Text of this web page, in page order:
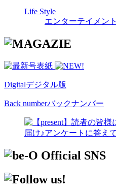
Life Style
エンターテイメント
Digitalデジタル版
Back numberバックナンバー